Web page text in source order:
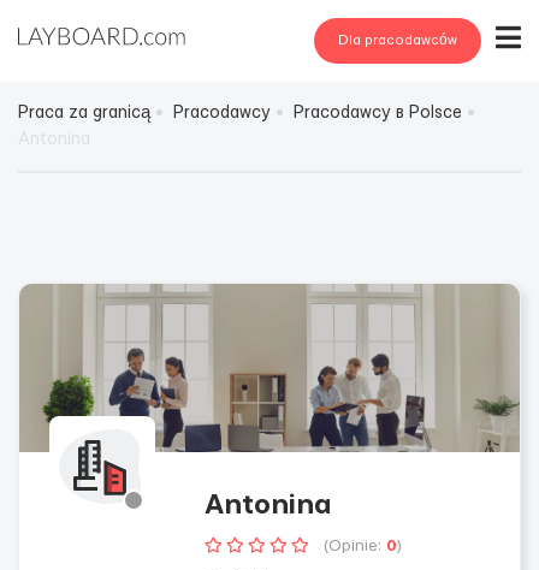
Dla pracodawców
Praca za granicą Pracodawcy
Pracodawcy в Polsce
Antonina
(Opinie: 0)